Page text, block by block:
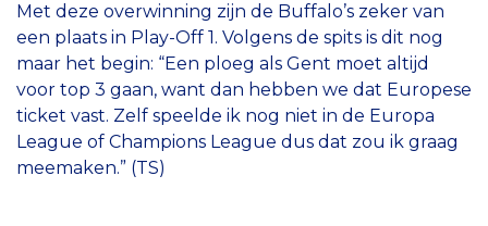
Met deze overwinning zijn de Buffalo’s zeker van
een plaats in Play-Off 1. Volgens de spits is dit nog
maar het begin: “Een ploeg als Gent moet altijd
voor top 3 gaan, want dan hebben we dat Europese
ticket vast. Zelf speelde ik nog niet in de Europa
League of Champions League dus dat zou ik graag
meemaken.” (TS)